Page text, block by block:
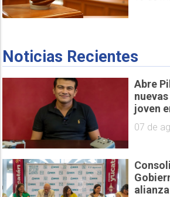
Noticias Recientes
Abre
joven
07 de